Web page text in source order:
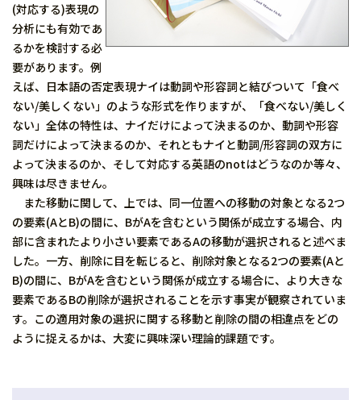
(対応する)表現の
分析にも有効であ
るかを検討する必
要があります。例
えば、日本語の否定表現ナイは動詞や形容詞と結びついて「食べ
ない/美しくない」のような形式を作りますが、「食べない/美しく
ない」全体の特性は、ナイだけによって決まるのか、動詞や形容
詞だけによって決まるのか、それともナイと動詞/形容詞の双方に
よって決まるのか、そして対応する英語のnotはどうなのか等々、
興味は尽きません。
また移動に関して、上では、同一位置への移動の対象となる2つ
の要素(AとB)の間に、BがAを含むという関係が成立する場合、内
部に含まれたより小さい要素であるAの移動が選択されると述べま
した。一方、削除に目を転じると、削除対象となる2つの要素(Aと
B)の間に、BがAを含むという関係が成立する場合に、より大きな
要素であるBの削除が選択されることを示す事実が観察されていま
す。この適用対象の選択に関する移動と削除の間の相違点をどの
ように捉えるかは、大変に興味深い理論的課題です。